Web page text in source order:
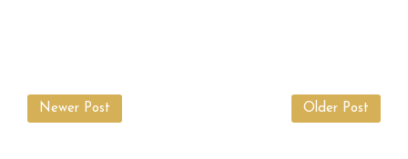
Newer Post Older Post